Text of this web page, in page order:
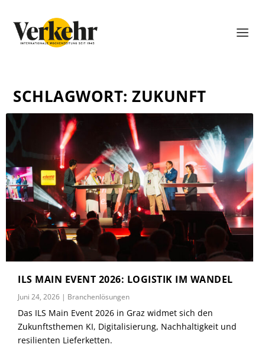
SCHLAGWORT:ZUKUNFT
ILS MAIN EVENT 2026: LOGISTIK IM WANDEL
Juni 24, 2026 | Branchenlösungen
Das ILS Main Event 2026 in Graz widmet sich den
Zukunftsthemen KI, Digitalisierung, Nachhaltigkeit und
resilienten Lieferketten.